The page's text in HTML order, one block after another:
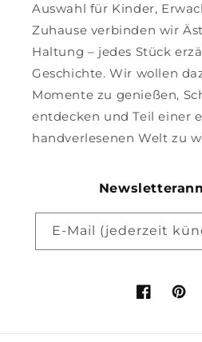
Auswahl für Kinder,
Zuhause verbinden wir
Haltung – jedes Stück
Geschichte. Wir wollen
Momente zu genießen,
entdecken und Teil einer
handverlesenen Welt zu
E-Mail (jederzeit
Facebook